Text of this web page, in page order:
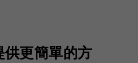
更簡單的方